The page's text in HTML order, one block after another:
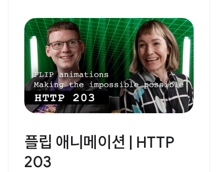
플립 애니메이션 | HTTP
203